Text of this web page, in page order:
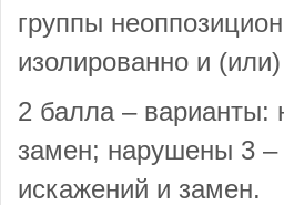
группы
изолированно и
2 балла – варианты:
замен; нарушены 3 –
искажений и замен.